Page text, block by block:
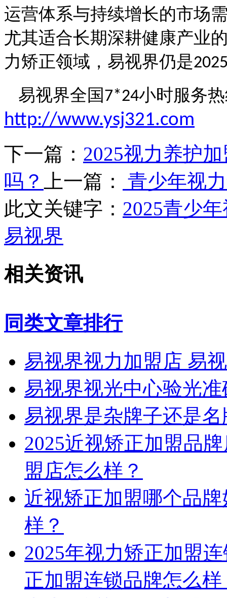
运营体系与持续增长的市场
尤其适合长期深耕健康产业
力矫正领域，易视界仍是
易视界全国 7*24小时服务
http://www.ysj321.com
下一篇： 2025视力养护
吗？
上一篇：
青少年视
此文关键字： 2025青少
易视界
相关资讯
同类文章排行
易视界视力加盟店 易
易视界视光中心验光准
易视界是杂牌子还是
2025近视矫正加盟品
盟店怎么样？
近视矫正加盟哪个品
样？
2025年视力矫正加盟
正加盟连锁品牌怎么样